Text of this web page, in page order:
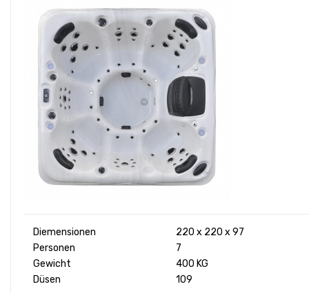
Diemensionen
220 x 220 x 97
Personen
7
Gewicht
400 KG
Düsen
109